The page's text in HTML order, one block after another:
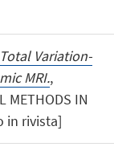
Variation-
MRI.,
METHODS IN
in rivista]